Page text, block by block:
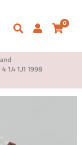
0
1,4 1J1 1998